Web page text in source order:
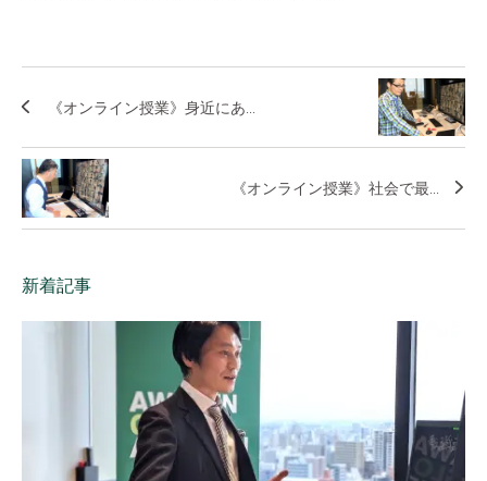
《オンライン授業》身近にあ...
《オンライン授業》社会で最...
新着記事